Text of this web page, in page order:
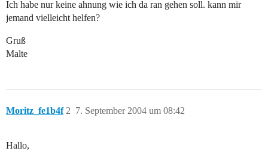
Ich habe nur keine ahnung wie ich da ran gehen soll. kann mir
jemand vielleicht helfen?
Gruß
Malte
Moritz_fe1b4f 7. September 2004 um 08:42
2
Hallo,